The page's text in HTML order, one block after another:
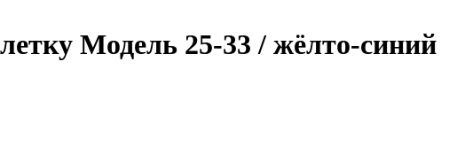
Модель 25-33 / жёлто-синий